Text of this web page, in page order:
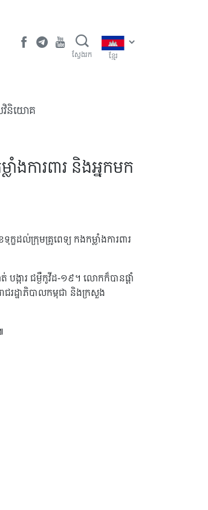
ស្វែងរក ខ្មែរ
វិនិយោគ
ាំងការពារ និងអ្នកមក
ដល់ក្រុមគ្រូពេទ្យ កងកម្លាំងការពារ
ង្ការ ជម្ងឺកូវីដ-១៩។ លោកក៏បានផ្តាំ
រដ្ឋាភិបាលកម្ពុជា និងក្រសួង